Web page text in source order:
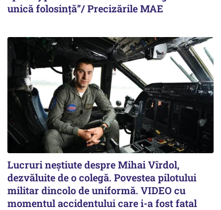
unică folosință”/ Precizările MAE
Lucruri neștiute despre Mihai Vîrdol,
dezvăluite de o colegă. Povestea pilotului
militar dincolo de uniformă. VIDEO cu
momentul accidentului care i-a fost fatal